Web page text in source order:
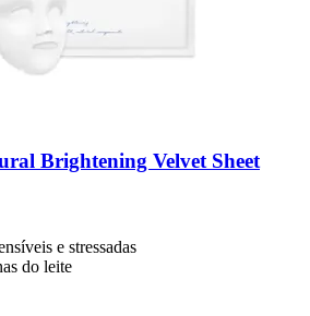
Brightening Velvet Sheet
e stressadas
do leite